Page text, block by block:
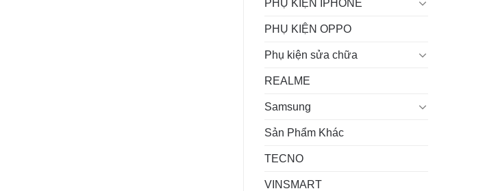
PHỤ KIỆN IPHONE
PHỤ KIỆN OPPO
Phụ kiện sửa chữa
REALME
Samsung
Sản Phẩm Khác
TECNO
VINSMART